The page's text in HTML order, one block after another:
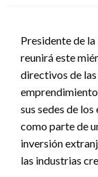
Presidente de
reunirá este
directivos de
sus sedes de
como parte de
inversión
las industrias